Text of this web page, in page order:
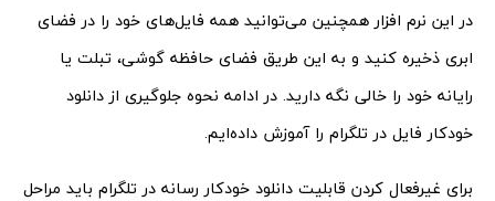
در این نرم افزار همچنین می‌توانید همه فایل‌های خود را در فضای
ابری ذخیره کنید و به این طریق فضای حافظه گوشی، تبلت یا
رایانه خود را خالی نگه دارید. در ادامه نحوه جلوگیری از دانلود
خودکار فایل در تلگرام را آموزش داده‌ایم.
برای غیرفعال کردن قابلیت دانلود خودکار رسانه در تلگرام باید مراحل